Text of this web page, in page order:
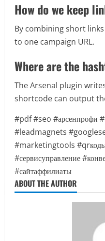
How do we keep
By combining short
to one campaign URL.
Where are the
The Arsenal plugin
shortcode can output
#pdf#seo #арсенпрофи
#leadmagnets
#marketingtools
#сервисуправление
#сайтаффилиаты
ABOUT THE AUTHOR